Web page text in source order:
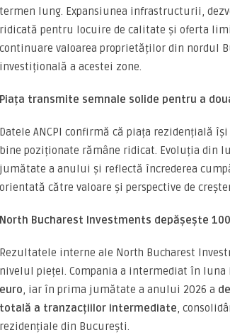
termen lung. Expansiunea infrastructurii,
ridicată pentru locuire de calitate și oferta
continuare valoarea proprietăților din nordul
investițională a acestei zone.
Piața transmite semnale solide pentru a
Datele ANCPI confirmă că piața rezidențială
bine poziționate rămâne ridicat. Evoluția din
jumătate a anului și reflectă încrederea
orientată către valoare și perspective de
North Bucharest Investments depășește
Rezultatele interne ale North Bucharest
nivelul pieței. Compania a intermediat în
euro, iar în prima jumătate a anului 2026 a
totală a tranzacțiilor intermediate,
rezidențiale din București.